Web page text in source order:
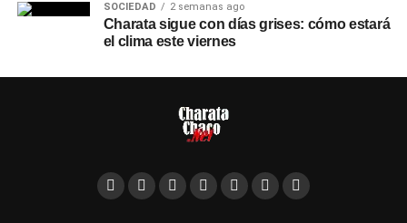
SOCIEDAD 2 semanas ago
Charata sigue con días grises: cómo estará
el clima este viernes